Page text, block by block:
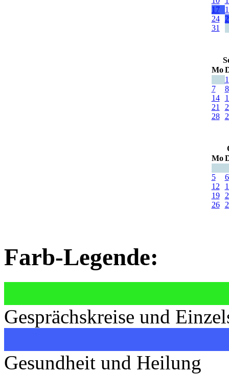
17
24
31
Mo
1
7
8
14
21
28
Mo
5
6
12
19
26
Farb-Legende:
Gesprächskreise und
Gesundheit und Heilung